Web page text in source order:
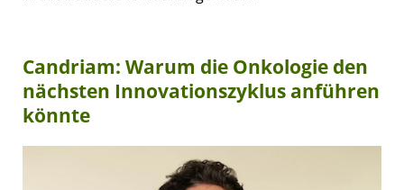
Candriam: Warum die Onkologie den
nächsten Innovationszyklus anführen
könnte